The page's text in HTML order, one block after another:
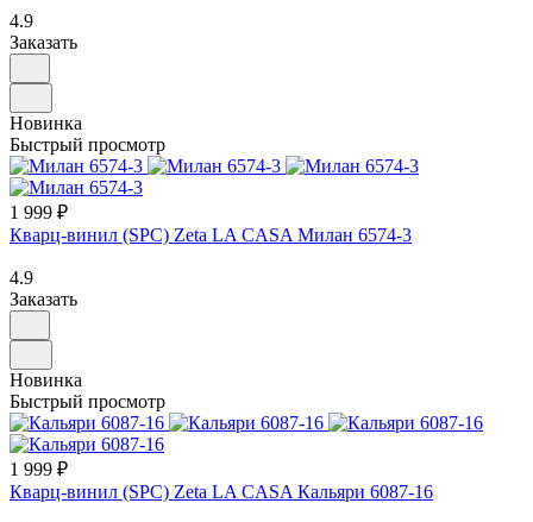
4.9
Заказать
Новинка
Быстрый просмотр
1 999 ₽
Кварц-винил (SPC) Zeta LA CASA Милан 6574-3
4.9
Заказать
Новинка
Быстрый просмотр
1 999 ₽
Кварц-винил (SPC) Zeta LA CASA Кальяри 6087-16